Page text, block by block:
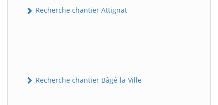
Recherche chantier Attignat
Recherche chantier Bâgé-la-Ville